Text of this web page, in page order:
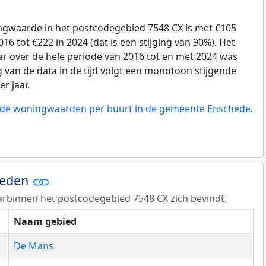
in het postcodegebied 7548 CX is met €105
tot €222 in 2024 (dat is een stijging van 90%). Het
over de hele periode van 2016 tot en met 2024 was
van de data in de tijd volgt een monotoon stijgende
jaar.
woningwaarden per buurt in de gemeente Enschede.
het postcodegebied 7548 CX zich bevindt.
Naam gebied
De Mans